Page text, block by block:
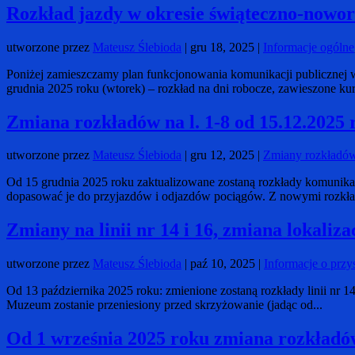
Rozkład jazdy w okresie świąteczno-
utworzone przez Mateusz Ślebioda | gru 18, 2025 | Informacje ogólne
Poniżej zamieszczamy plan funkcjonowania komunikacji publicznej
grudnia 2025 roku (wtorek) – rozkład na dni robocze, zawieszone
Zmiana rozkładów na l. 1-8 od 15.12.2025
utworzone przez Mateusz Ślebioda | gru 12, 2025 | Zmiany
Od 15 grudnia 2025 roku zaktualizowane zostaną rozkłady
dopasować je do przyjazdów i odjazdów pociągów. Z nowymi
Zmiany na linii nr 14 i 16, zmiana
utworzone przez Mateusz Ślebioda | paź 10, 2025 | Informacje o
Od 13 października 2025 roku: zmienione zostaną rozkłady linii nr
Muzeum zostanie przeniesiony przed skrzyżowanie (jadąc od...
Od 1 września 2025 roku zmiana